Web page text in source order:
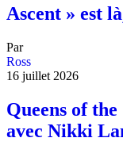
Ascent » est
Par
Ross
16 juillet 2026
Queens of
avec Nikki